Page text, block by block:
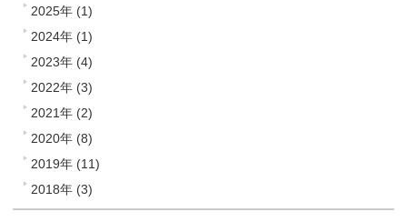
2025年 (1)
2024年 (1)
2023年 (4)
2022年 (3)
2021年 (2)
2020年 (8)
2019年 (11)
2018年 (3)